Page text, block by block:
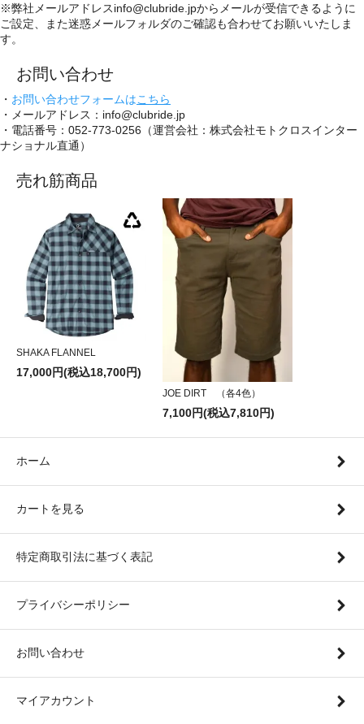
※弊社メールアドレスinfo@clubride.jpからメールが受信できるように
ご設定、また迷惑メールフォルダのご確認も合わせてお願いいたしま
す。
お問い合わせ
・ お問い合わせフォームはこちら
・メールアドレス：info@clubride.jp
・電話番号：052-773-0256（運営会社：株式会社モトクロスインター
ナショナル直通）
売れ筋商品
SHAKA FLANNEL
17,000円(税込18,700円)
JOE DIRT （各4色）
7,100円(税込7,810円)
ホーム
カートを見る
特定商取引法に基づく表記
プライバシーポリシー
お問い合わせ
マイアカウント